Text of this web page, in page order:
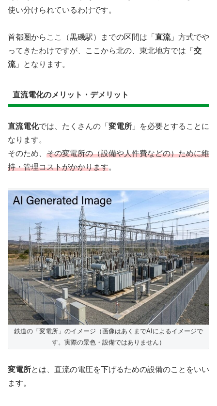
使い分けられているわけです。
首都圏からここ（黒磯駅）までの区間は「 直流」方式でや
ってきたわけですが、ここから北の、東北地方では「 交
流」となります。
直流電化のメリット・デメリット
直流電化では、たくさんの「 変電所 」を必要とすることに
なります。
そのため、 その変電所の（設備や人件費などの）ために維
持・管理コストがかかります。
鉄道の「変電所」のイメージ（画像はあくまでAIによるイメージで
す。実際の景色・設備ではありません）
変電所とは、直流の電圧を下げるための設備のことをいい
ます。